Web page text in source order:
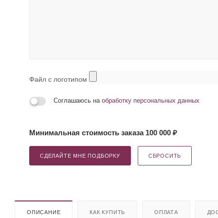
Файл с логотипом
Соглашаюсь на обработку персональных данных
Минимальная стоимость заказа 100 000 ₽
СДЕЛАЙТЕ МНЕ ПОДБОРКУ СБРОСИТЬ
ОПИСАНИЕ КАК КУПИТЬ ОПЛАТА